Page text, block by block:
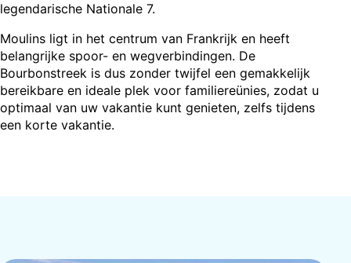
legendarische Nationale 7.
Moulins ligt in het centrum van Frankrijk en heeft
belangrijke spoor- en wegverbindingen. De
Bourbonstreek is dus zonder twijfel een gemakkelijk
bereikbare en ideale plek voor familiereünies, zodat u
optimaal van uw vakantie kunt genieten, zelfs tijdens
een korte vakantie.